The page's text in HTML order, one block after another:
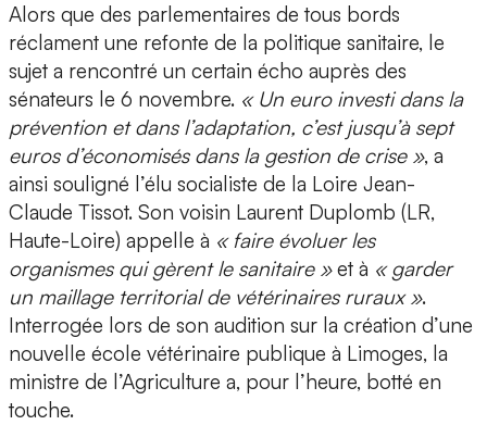
Alors que des parlementaires de tous bords
réclament une refonte de la politique sanitaire, le
sujet a rencontré un certain écho auprès des
sénateurs le 6 novembre. « Un euro investi dans la
prévention et dans l’adaptation, c’est jusqu’à sept
euros d’économisés dans la gestion de crise », a
ainsi souligné l’élu socialiste de la Loire Jean-
Claude Tissot. Son voisin Laurent Duplomb (LR,
Haute-Loire) appelle à « faire évoluer les
organismes qui gèrent le sanitaire »et à « garder
un maillage territorial de vétérinaires ruraux ».
Interrogée lors de son audition sur la création d’une
nouvelle école vétérinaire publique à Limoges, la
ministre de l’Agriculture a, pour l’heure, botté en
touche.